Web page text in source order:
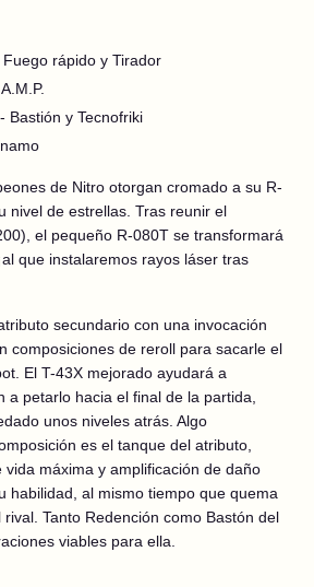
rápido y Tirador
Bastión y Tecnofriki
de Nitro otorgan cromado a su R-
nivel de estrellas. Tras reunir el
el pequeño R-080T se transformará
que instalaremos rayos láser tras
secundario con una invocación
composiciones de reroll para sacarle el
El T-43X mejorado ayudará a
a petarlo hacia el final de la partida,
unos niveles atrás. Algo
es el tanque del atributo,
vida máxima y amplificación de daño
habilidad, al mismo tiempo que quema
Tanto Redención como Bastón del
viables para ella.